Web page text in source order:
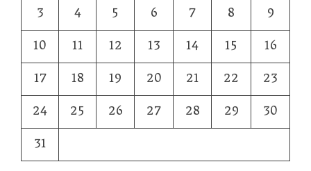
3
4 5 6 7 8
9
10
11 12 13 14 15
16
17
18 19 20 21 22
23
24
25 26 27 28 29
30
31